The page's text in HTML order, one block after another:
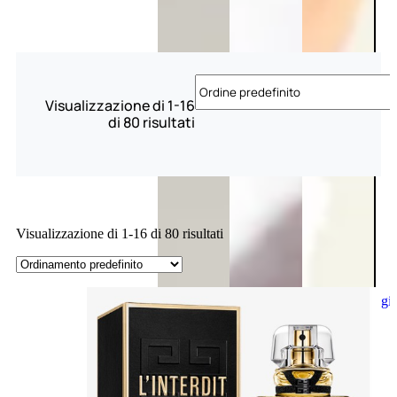
Aggiungi
Visualizzazione di 1-16
di 80 risultati
Visualizzazione di 1-16 di 80 risultati